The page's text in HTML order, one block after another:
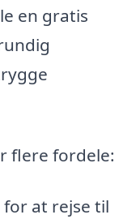
en gratis
flere fordele:
for at rejse til